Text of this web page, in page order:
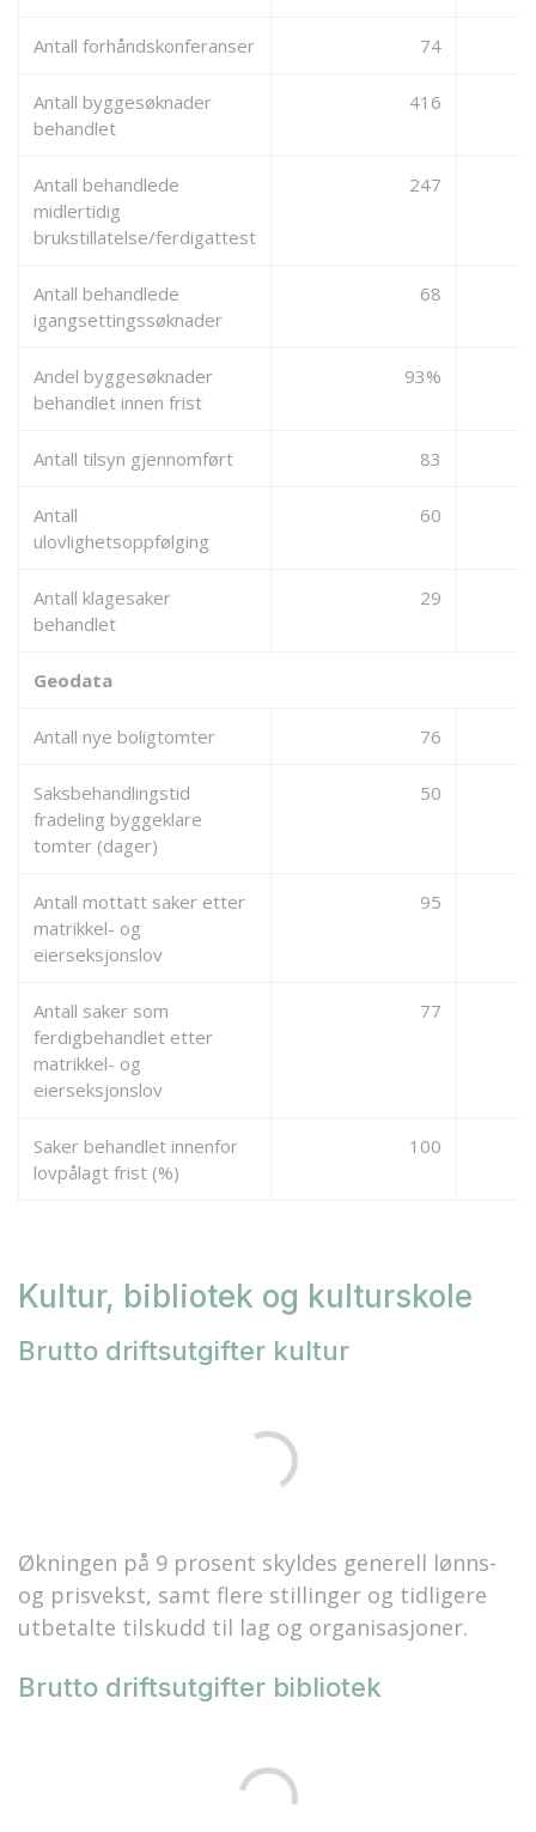
Antall forhåndskonferanser 74
Antall byggesøknader
behandlet
416
Antall behandlede
midlertidig
brukstillatelse/ferdigattest
247
Antall behandlede
igangsettingssøknader
68
Andel byggesøknader
behandlet innen frist
93%
Antall tilsyn gjennomført 83
Antall
ulovlighetsoppfølging
60
Antall klagesaker
behandlet
29
Geodata
Antall nye boligtomter 76
Saksbehandlingstid
fradeling byggeklare
tomter (dager)
50
Antall mottatt saker etter
matrikkel- og
eierseksjonslov
95
Antall saker som
ferdigbehandlet etter
matrikkel- og
eierseksjonslov
77
Saker behandlet innenfor
lovpålagt frist (%)
100
Kultur, bibliotek og kulturskole
Brutto driftsutgifter kultur
Økningen på 9 prosent skyldes generell lønns-
og prisvekst, samt flere stillinger og tidligere
utbetalte tilskudd til lag og organisasjoner.
Brutto driftsutgifter bibliotek